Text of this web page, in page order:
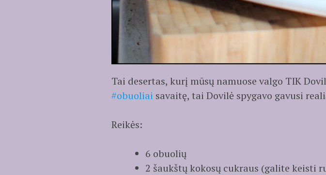
Tai desertas, kurį mūsų namuose valgo TIK
#obuoliai savaitę, tai Dovilė spygavo gavusi
Reikės:
6 obuolių
2 šaukštų kokosų cukraus (galite keisti